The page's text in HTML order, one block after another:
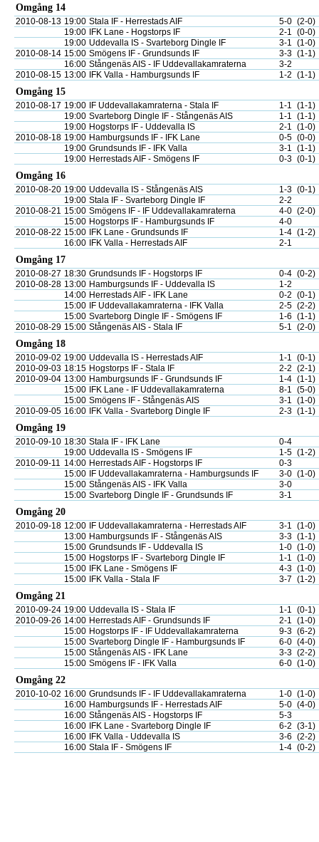
Omgång 14
2010-08-13 19:00 Stala IF - Herrestads AIF 5-0 (2-0)
19:00
IFK Lane - Hogstorps IF 2-1 (0-0)
19:00 Uddevalla IS - Svarteborg Dingle IF 3-1 (1-0)
2010-08-14 15:00 Smögens IF - Grundsunds IF 3-3 (1-1)
16:00 Stångenäs AIS - IF Uddevallakamraterna
3-2
2010-08-15 13:00 IFK Valla - Hamburgsunds IF 1-2 (1-1)
Omgång 15
2010-08-17 19:00 IF Uddevallakamraterna - Stala IF 1-1 (1-1)
19:00 Svarteborg Dingle IF - Stångenäs AIS 1-1 (1-1)
19:00 Hogstorps IF - Uddevalla IS 2-1 (1-0)
2010-08-18 19:00 Hamburgsunds IF - IFK Lane 0-5 (0-0)
19:00 Grundsunds IF - IFK Valla 3-1 (1-1)
19:00 Herrestads AIF - Smögens IF 0-3 (0-1)
Omgång 16
2010-08-20 19:00 Uddevalla IS - Stångenäs AIS 1-3 (0-1)
19:00 Stala IF - Svarteborg Dingle IF
2-2
2010-08-21 15:00 Smögens IF - IF Uddevallakamraterna 4-0 (2-0)
15:00 Hogstorps IF - Hamburgsunds IF
4-0
2010-08-22 15:00 IFK Lane - Grundsunds IF 1-4 (1-2)
16:00
IFK Valla - Herrestads AIF 2-1
Omgång 17
2010-08-27 18:30 Grundsunds IF - Hogstorps IF 0-4 (0-2)
2010-08-28 13:00 Hamburgsunds IF - Uddevalla IS
1-2
14:00 Herrestads AIF - IFK Lane 0-2 (0-1)
15:00
IF Uddevallakamraterna - IFK Valla 2-5 (2-2)
15:00 Svarteborg Dingle IF - Smögens IF 1-6 (1-1)
2010-08-29 15:00 Stångenäs AIS - Stala IF 5-1 (2-0)
Omgång 18
2010-09-02 19:00 Uddevalla IS - Herrestads AIF 1-1 (0-1)
2010-09-03 18:15 Hogstorps IF - Stala IF 2-2 (2-1)
2010-09-04 13:00 Hamburgsunds IF - Grundsunds IF 1-4 (1-1)
15:00
IFK Lane - IF Uddevallakamraterna 8-1 (5-0)
15:00 Smögens IF - Stångenäs AIS 3-1 (1-0)
2010-09-05 16:00 IFK Valla - Svarteborg Dingle IF 2-3 (1-1)
Omgång 19
2010-09-10 18:30 Stala IF - IFK Lane
0-4
19:00 Uddevalla IS - Smögens IF 1-5 (1-2)
2010-09-11 14:00 Herrestads AIF - Hogstorps IF
0-3
15:00
IF Uddevallakamraterna - Hamburgsunds IF 3-0 (1-0)
15:00 Stångenäs AIS - IFK Valla
3-0
15:00 Svarteborg Dingle IF - Grundsunds IF 3-1
Omgång 20
2010-09-18 12:00 IF Uddevallakamraterna - Herrestads AIF 3-1 (1-0)
13:00 Hamburgsunds IF - Stångenäs AIS 3-3 (1-1)
15:00 Grundsunds IF - Uddevalla IS 1-0 (1-0)
15:00 Hogstorps IF - Svarteborg Dingle IF 1-1 (1-0)
15:00
IFK Lane - Smögens IF 4-3 (1-0)
15:00
IFK Valla - Stala IF 3-7 (1-2)
Omgång 21
2010-09-24 19:00 Uddevalla IS - Stala IF 1-1 (0-1)
2010-09-26 14:00 Herrestads AIF - Grundsunds IF 2-1 (1-0)
15:00 Hogstorps IF - IF Uddevallakamraterna 9-3 (6-2)
15:00 Svarteborg Dingle IF - Hamburgsunds IF 6-0 (4-0)
15:00 Stångenäs AIS - IFK Lane 3-3 (2-2)
15:00 Smögens IF - IFK Valla 6-0 (1-0)
Omgång 22
2010-10-02 16:00 Grundsunds IF - IF Uddevallakamraterna 1-0 (1-0)
16:00 Hamburgsunds IF - Herrestads AIF 5-0 (4-0)
16:00 Stångenäs AIS - Hogstorps IF
5-3
16:00
IFK Lane - Svarteborg Dingle IF 6-2 (3-1)
16:00
IFK Valla - Uddevalla IS 3-6 (2-2)
16:00 Stala IF - Smögens IF 1-4 (0-2)